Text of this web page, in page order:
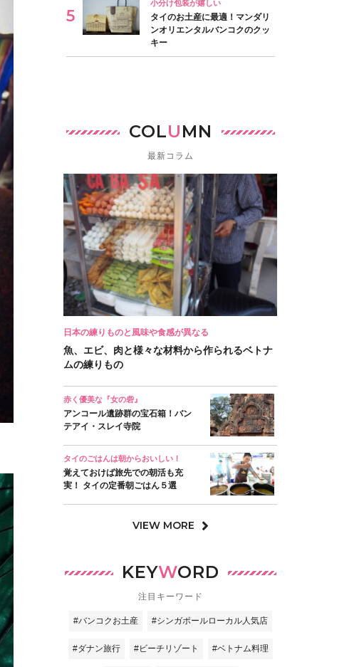
小分け包装が嬉しい
タイのお土産に最適！マンダリ
ンオリエンタルバンコクのクッ
キー
COLUMN
最新コラム
日本の練りものと風味や食感が異なる
魚、エビ、肉と様々な材料から作られるベトナ
ムの練りもの
赤く優美な『女の砦』
アンコール遺跡群の宝石箱！バン
テアイ・スレイ寺院
タイのごはんは朝からおいしい！
覚えておけば旅先での朝活も充
実！ タイの定番朝ごはん５選
VIEW MORE
KEYWORD
注目キーワード
#バンコクお土産 #シンガポールローカル人気店
#ダナン旅行 #ビーチリゾート #ベトナム料理